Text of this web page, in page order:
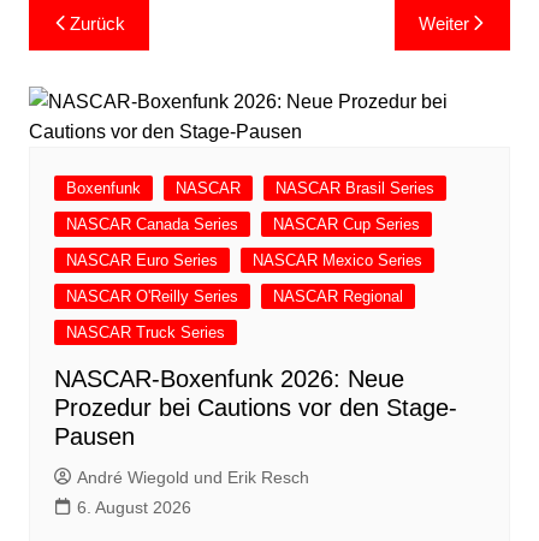
Beitragsnavigation
Zurück Weiter
Boxenfunk NASCAR
NASCAR Brasil Series
NASCAR Canada Series
NASCAR Cup Series
NASCAR Euro Series
NASCAR Mexico Series
NASCAR O'Reilly Series
NASCAR Regional
NASCAR Truck Series
NASCAR-Boxenfunk 2026: Neue
Prozedur bei Cautions vor den Stage-
Pausen
André Wiegold und Erik Resch
6. August 2026